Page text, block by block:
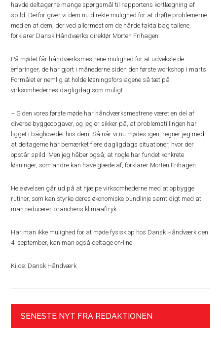
havde deltagerne mange spørgsmål til rapportens kortlægning af
spild. Derfor giver vi dem nu direkte mulighed for at drøfte problemerne
med en af dem, der ved allermest om de hårde fakta bag tallene,
forklarer Dansk Håndværks direktør Morten Frihagen.
På mødet får håndværksmestrene mulighed for at udveksle de
erfaringer, de har gjort i månederne siden den første workshop i marts.
Formålet er nemlig at holde løsningsforslagene så tæt på
virksomhedernes dagligdag som muligt.
– Siden vores første møde har håndværksmestrene været en del af
diverse byggeopgaver, og jeg er sikker på, at problemstillingen har
ligget i baghovedet hos dem. Så når vi nu mødes igen, regner jeg med,
at deltagerne har bemærket flere dagligdags situationer, hvor der
opstår spild. Men jeg håber også, at nogle har fundet konkrete
løsninger, som andre kan have glæde af, forklarer Morten Frihagen.
Hele øvelsen går ud på at hjælpe virksomhederne med at opbygge
rutiner, som kan styrke deres økonomiske bundlinje samtidigt med at
man reducerer branchens klimaaftryk.
Har man ikke mulighed for at møde fysisk op hos Dansk Håndværk den
4. september, kan man også deltage on-line.
Kilde: Dansk Håndværk
SENESTE NYT FRA REDAKTIONEN